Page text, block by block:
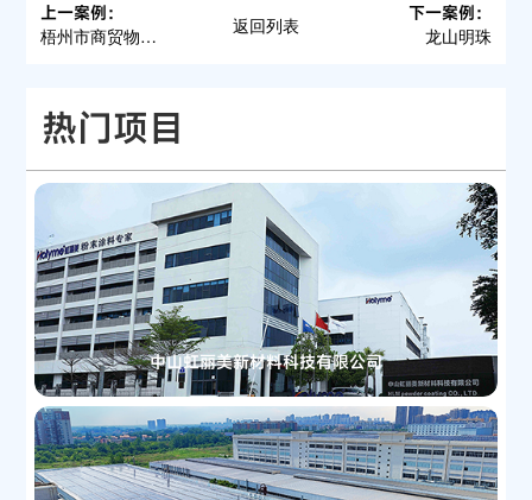
上一案例：
梧州市商贸物流园区 返回列表 下一案例：
龙山明珠
热门项目
中山虹丽美新材料科技有限公司